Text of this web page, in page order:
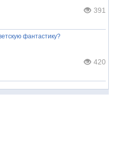
391
фантастику?
420